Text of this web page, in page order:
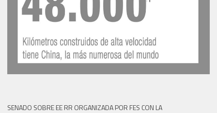
SENADO SOBRE EE RR ORGANIZADA POR FES CON LA